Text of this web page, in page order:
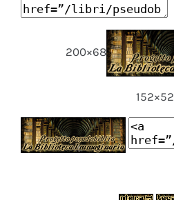
200×68
152×52